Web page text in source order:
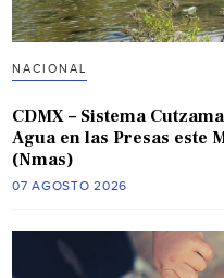
NACIONAL
CDMX – Sistema
Agua en las Presas este
(Nmas)
07 AGOSTO 2026